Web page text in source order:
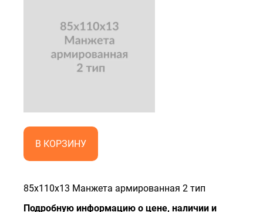
В КОРЗИНУ
85x110x13 Манжета армированная 2 тип
Подробную информацию о цене, наличии и